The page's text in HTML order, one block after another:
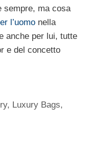
sempre, ma cosa
l’uomo nella
anche per lui, tutte
e del concetto
, Luxury Bags,